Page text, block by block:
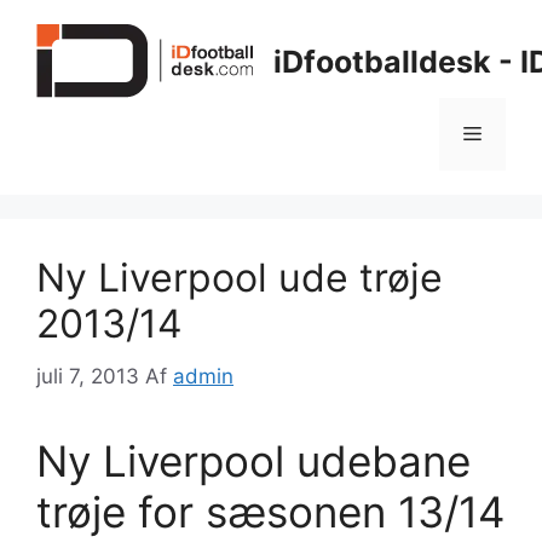
iDfootballdesk -
Menu
Ny Liverpool ude trøje
2013/14
juli 7, 2013 Af admin
Ny Liverpool udebane
trøje for sæsonen 13/14